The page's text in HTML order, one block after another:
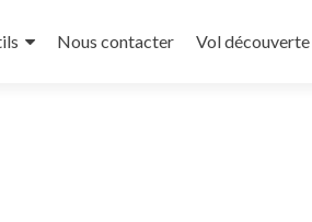
Nous contacter Vol découverte